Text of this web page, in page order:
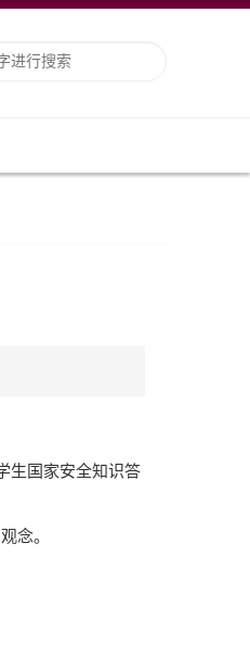
生国家安全知识答
念。